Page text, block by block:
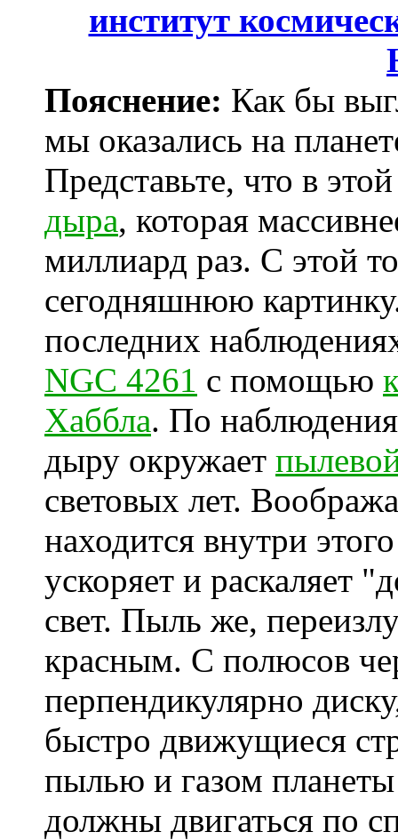
институт
Пояснение: Как бы
мы оказались на
Представьте, что в
дыра, которая
миллиард раз. С этой
сегодняшнюю
последних
NGC 4261 с помощью
Хаббла. По
дыру окружает
световых лет.
находится внутри
ускоряет и раскаляет
свет. Пыль же,
красным. С полюсов
перпендикулярно
быстро движущиеся
пылью и газом
должны двигаться по